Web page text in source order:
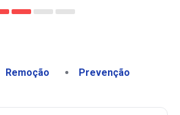
Remoção Prevenção